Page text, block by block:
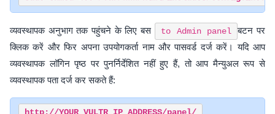
व्यवस्थापक अनुभाग तक पहुंचने के लिए बस to Admin panel
बटन पर
क्लिक करें और फिर अपना उपयोगकर्ता नाम और पासवर्ड दर्ज करें। यदि आप
व्यवस्थापक लॉगिन पृष्ठ पर पुनर्निर्देशित नहीं हुए हैं, तो आप मैन्युअल रूप से
व्यवस्थापक पता दर्ज कर सकते हैं: